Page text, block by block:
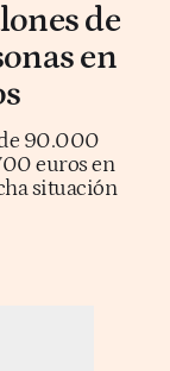
de
en
de 90.000
euros en
situación